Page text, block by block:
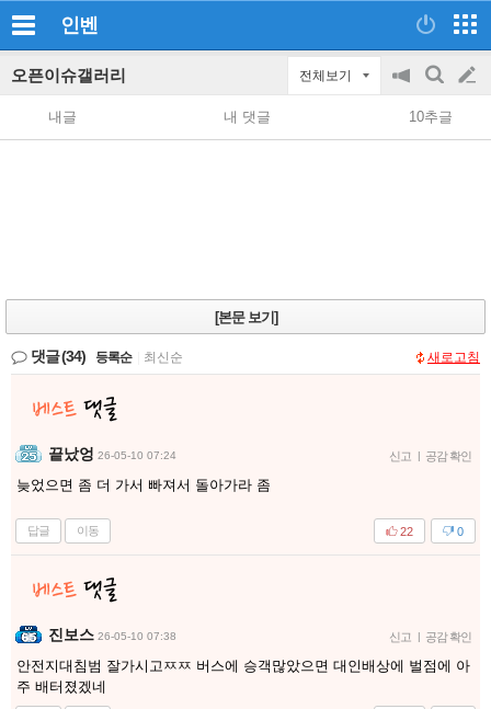
인벤
오픈이슈갤러리 전체보기
공
지
on/off
검
색
글
쓰
내글 내 댓글 10추글
[본문 보기]
댓글(34) 등록순 최신순 새로고침
끝났엉 26-05-10 07:24 신고 | 공감 확인
늦었으면 좀 더 가서 빠져서 돌아가라 좀
답글 이동 0
22
진보스 26-05-10 07:38 신고 | 공감 확인
안전지대침범 잘가시고ㅉㅉ 버스에 승객많았으면 대인배상에 벌점에 아
주 배터졌겠네